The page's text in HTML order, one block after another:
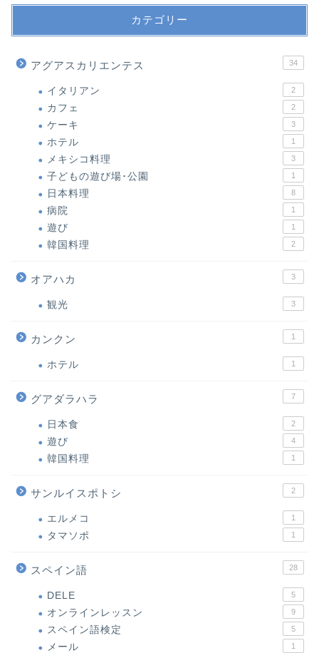
カテゴリー
アグアスカリエンテス 34
イタリアン 2
カフェ 2
ケーキ 3
ホテル 1
メキシコ料理 3
子どもの遊び場･公園 1
日本料理 8
病院 1
遊び 1
韓国料理 2
オアハカ 3
観光 3
カンクン 1
ホテル 1
グアダラハラ 7
日本食 2
遊び 4
韓国料理 1
サンルイスポトシ 2
エルメコ 1
タマソポ 1
スペイン語 28
DELE 5
オンラインレッスン 9
スペイン語検定 5
メール 1